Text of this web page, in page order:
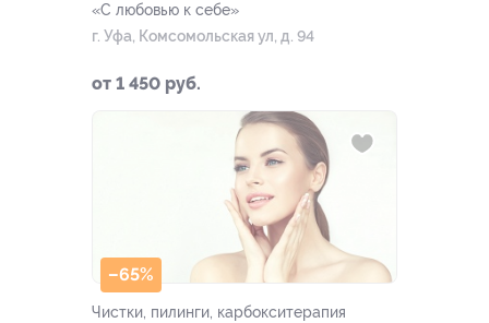
«С любовью к себе»
г. Уфа, Комсомольская ул, д. 94
от 1 450 руб.
–65%
Чистки, пилинги, карбокситерапия